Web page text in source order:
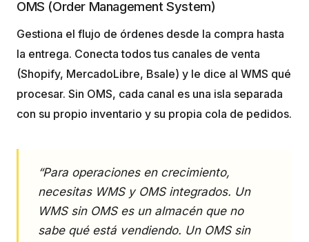
OMS (Order Management System)
Gestiona el flujo de órdenes desde la compra hasta
la entrega. Conecta todos tus canales de venta
(Shopify, MercadoLibre, Bsale) y le dice al WMS qué
procesar. Sin OMS, cada canal es una isla separada
con su propio inventario y su propia cola de pedidos.
“Para operaciones en crecimiento,
necesitas WMS y OMS integrados. Un
WMS sin OMS es un almacén que no
sabe qué está vendiendo. Un OMS sin